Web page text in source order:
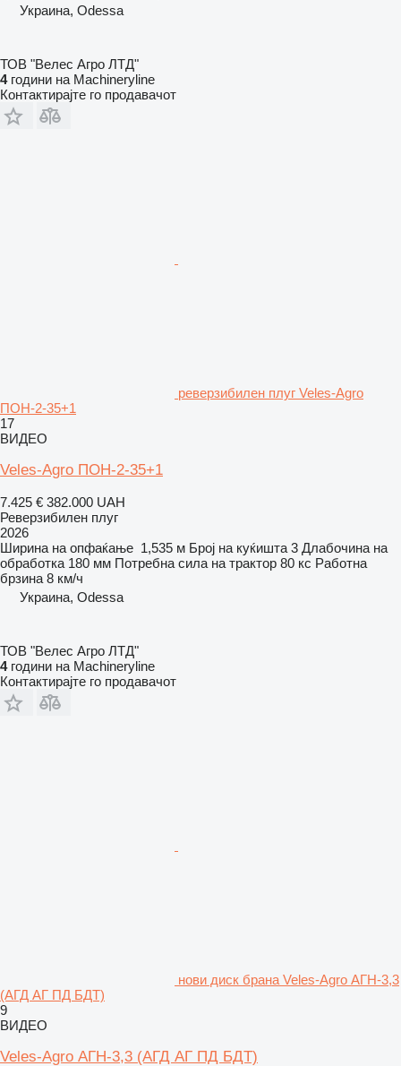
Украина, Odessa
ТОВ "Велес Агро ЛТД"
4години на Machineryline
Контактирајте го продавачот
реверзибилен плуг Veles-Agro
ПОН-2-35+1
17
ВИДЕО
Veles-Agro ПОН-2-35+1
7.425 € 382.000 UAH
Реверзибилен плуг
2026
Ширина на опфаќање 1,535 м Број на куќишта 3 Длабочина на
обработка 180 мм Потребна сила на трактор 80 кс Работна
брзина 8 км/ч
Украина, Odessa
ТОВ "Велес Агро ЛТД"
4години на Machineryline
Контактирајте го продавачот
нови диск брана Veles-Agro АГН-3,3
(АГД АГ ПД БДТ)
9
ВИДЕО
Veles-Agro АГН-3,3 (АГД АГ ПД БДТ)